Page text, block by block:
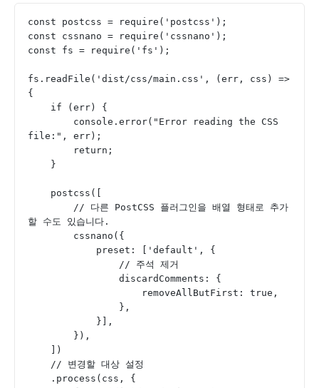
const postcss = require('postcss');
const cssnano = require('cssnano');
const fs = require('fs');
fs.readFile('dist/css/main.css', (err, css) =>
{
    if (err) {
file:", err);
        return;
    }
    postcss([
할 수도 있습니다.
        cssnano({
            preset: ['default', {
            	// 주석 제거
                discardComments: {
                    removeAllButFirst: true,
                },
            }],
        }),
    ])
    // 변경할 대상 설정
    .process(css, {